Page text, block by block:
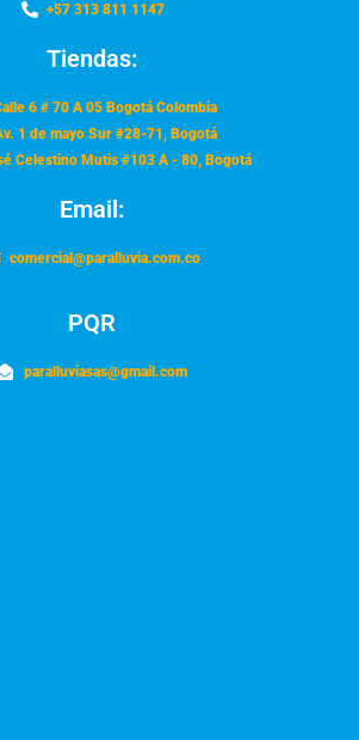
+57 313 811 1147
Tiendas:
6 # 70 A 05 Bogotá Colombia
1 de mayo Sur #28-71, Bogotá
Celestino Mutis #103 A - 80, Bogotá
Email:
comercial@paralluvia.com.co
PQR
paralluviasas@gmail.com